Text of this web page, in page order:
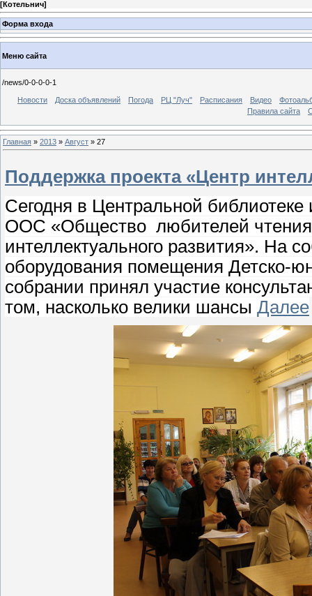
[Котельнич]
Форма входа
Меню сайта
/news/0-0-0-0-1
Новости Доска объявлений Погода РЦ "Луч" Расписания Видео
Правила сайта
Главная » 2013 » Август » 27
Поддержка проекта «Центр
Сегодня в Центральной
ООС «Общество любителей
интеллектуального развития». На
оборудования помещения Детско-
собрании принял участие
том, насколько велики шансы Далее